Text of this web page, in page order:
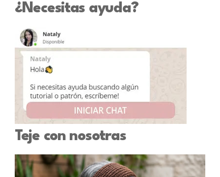
¿Necesitas ayuda?
Teje con nosotras